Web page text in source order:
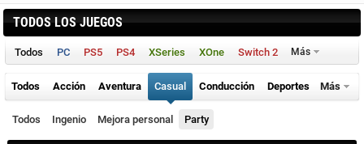
TODOS LOS JUEGOS
Todos PC PS5 PS4 XSeries XOne Switch 2 Más
Todos Acción Aventura Casual Conducción Deportes Más
Todos Ingenio Mejora personal Party